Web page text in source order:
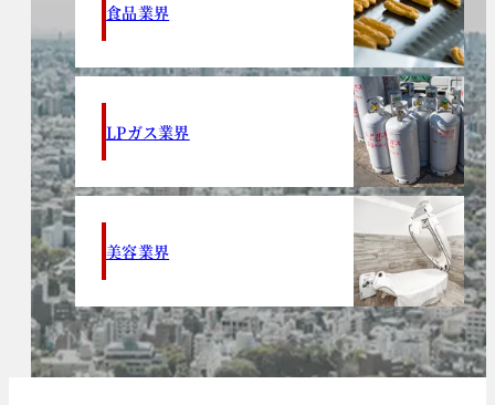
食品業界
LPガス業界
美容業界